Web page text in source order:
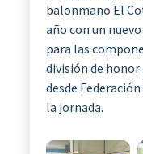
balonmano El
año con un
para las
división de
desde
la jornada.